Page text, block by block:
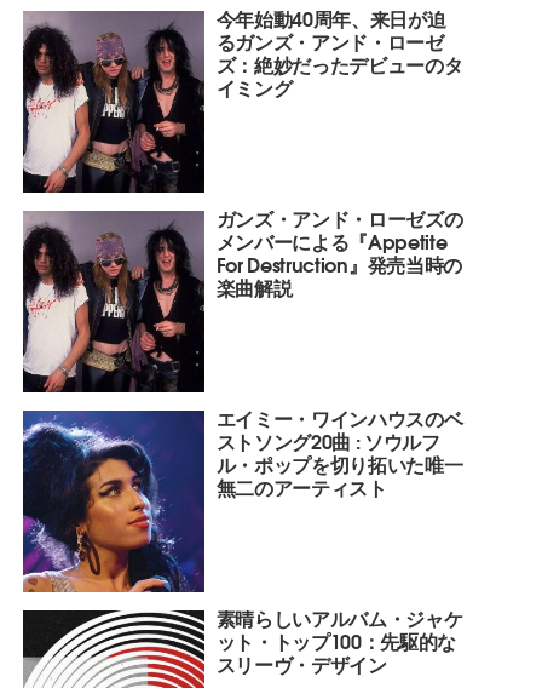
今年始動40周年、来日が迫
るガンズ・アンド・ローゼ
ズ：絶妙だったデビューのタ
イミング
ガンズ・アンド・ローゼズの
メンバーによる『Appetite
For Destruction』発売当時の
楽曲解説
エイミー・ワインハウスのベ
ストソング20曲 : ソウルフ
ル・ポップを切り拓いた唯一
無二のアーティスト
素晴らしいアルバム・ジャケ
ット・トップ100：先駆的な
スリーヴ・デザイン